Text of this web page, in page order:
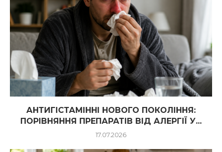
АНТИГІСТАМІННІ НОВОГО ПОКОЛІННЯ:
ПОРІВНЯННЯ ПРЕПАРАТІВ ВІД АЛЕРГІЇ У...
17.07.2026